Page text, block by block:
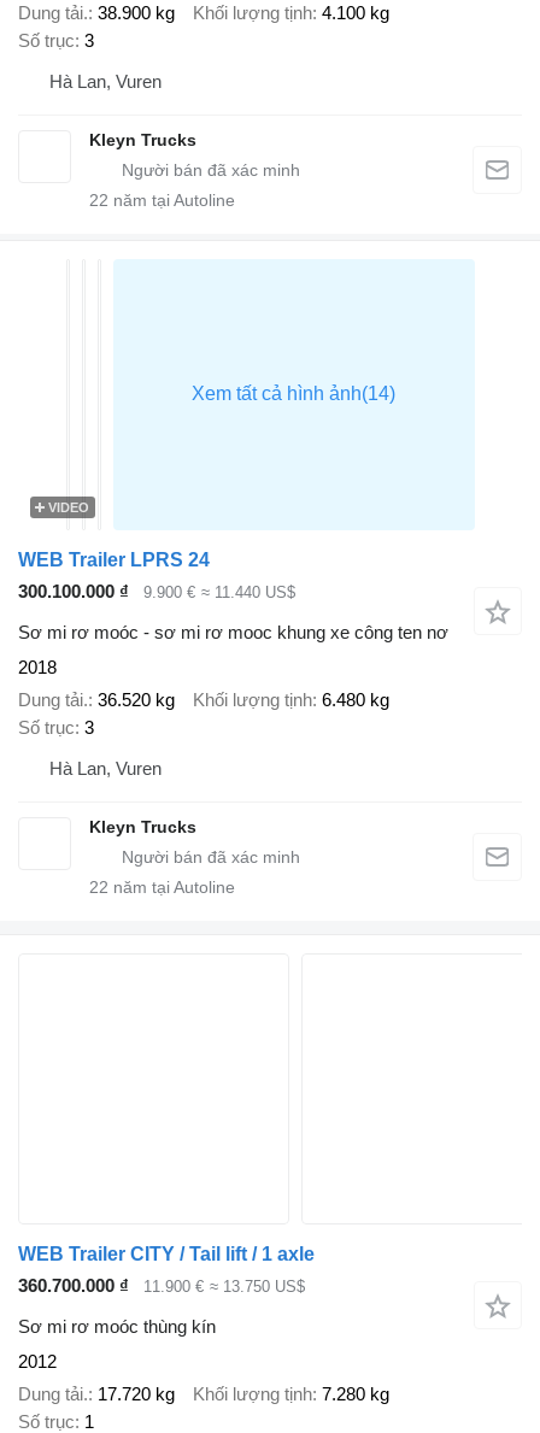
Dung tải. 38.900 kg Khối lượng tịnh 4.100 kg
Số trục 3
Hà Lan, Vuren
Kleyn Trucks
22 năm tại Autoline
VIDEO
WEB Trailer LPRS 24
300.100.000 ₫
9.900 € ≈ 11.440 US$
Sơ mi rơ moóc - sơ mi rơ mooc khung xe công ten nơ
2018
Dung tải. 36.520 kg Khối lượng tịnh 6.480 kg
Số trục 3
Hà Lan, Vuren
Kleyn Trucks
22 năm tại Autoline
WEB Trailer CITY / Tail lift / 1 axle
360.700.000 ₫
11.900 € ≈ 13.750 US$
Sơ mi rơ moóc thùng kín
2012
Dung tải. 17.720 kg Khối lượng tịnh 7.280 kg
Số trục 1